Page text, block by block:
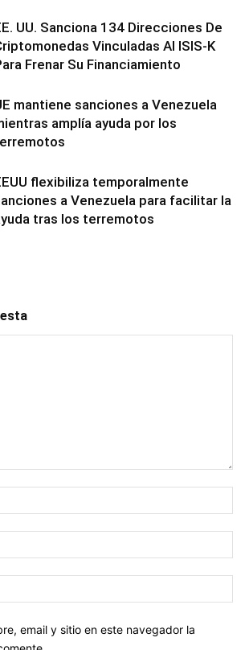
UU. Sanciona 134 Direcciones De
Vinculadas Al ISIS-K
Frenar Su Financiamiento
mantiene sanciones a Venezuela
amplía ayuda por los
flexibiliza temporalmente
a Venezuela para facilitar la
tras los terremotos
email y sitio en este navegador la